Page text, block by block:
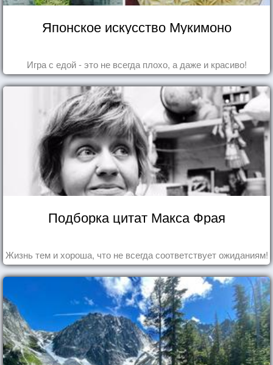
Японское искусство Мукимоно
Игра с едой - это не всегда плохо, а даже и красиво!
Подборка цитат Макса Фрая
Жизнь тем и хороша, что не всегда соответствует ожиданиям!